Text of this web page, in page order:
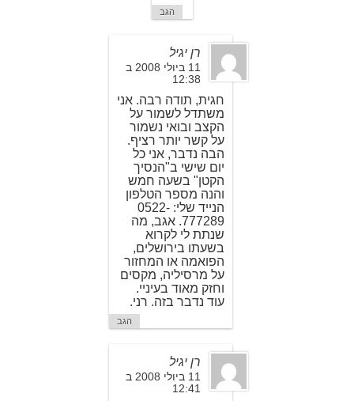
הגב
רן יגיל
11 ביולי 2008 ב
12:38
חגית, תודה רבה. אני
משתדל לשמור על
הקצב ובואי נשמור
על קשר יותר רציף.
הבה נדבר, אני כל
יום שישי ב"הנסיך
הקטן" בשעה חמש
והנה מספר הטלפון
הנייד שלי: 0522-
777289. אגב, מה
שנתת לי לקרוא
בשעתו בירושלים,
הפואמה או המחזור
על מרסיליה, מקסים
וחזק מאוד בעיניי.
עוד נדבר בזה. רני.
הגב
רן יגיל
11 ביולי 2008 ב
12:41